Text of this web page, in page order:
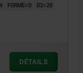
FORME=D
D2=20
DÉTAILS